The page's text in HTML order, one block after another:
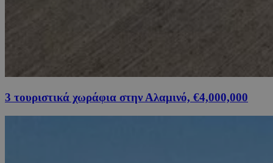
3 τουριστικά χωράφια στην Αλαμινό, €4,000,000